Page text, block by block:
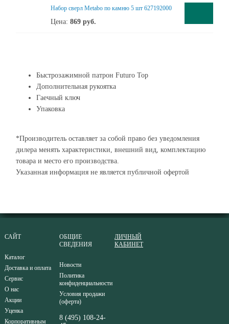
Набор сверл Metabo по камню 5 шт 627192000
Цена: 869 руб.
Быстрозажимной патрон Futuro Top
Дополнительная рукоятка
Гаечный ключ
Упаковка
*Производитель оставляет за собой право без уведомления
дилера менять характеристики, внешний вид, комплектацию
товара и место его производства.
Указанная информация не является публичной офертой
САЙТ
Каталог
Доставка и оплата
Сервис
О нас
Акции
Уценка
Корпоративным
ОБЩИЕ
СВЕДЕНИЯ
Новости
Политика
конфиденциальности
Условия продажи
(оферта)
8 (495) 108-24-
ЛИЧНЫЙ
КАБИНЕТ